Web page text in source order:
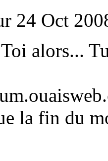
24 Oct
alors...
la fin du